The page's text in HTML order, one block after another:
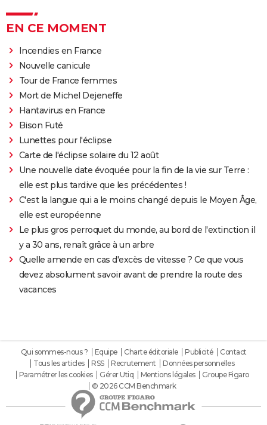
EN CE MOMENT
Incendies en France
Nouvelle canicule
Tour de France femmes
Mort de Michel Dejeneffe
Hantavirus en France
Bison Futé
Lunettes pour l'éclipse
Carte de l'éclipse solaire du 12 août
Une nouvelle date évoquée pour la fin de la vie sur Terre :
elle est plus tardive que les précédentes !
C'est la langue qui a le moins changé depuis le Moyen Âge,
elle est européenne
Le plus gros perroquet du monde, au bord de l'extinction il
y a 30 ans, renaît grâce à un arbre
Quelle amende en cas d'excès de vitesse ? Ce que vous
devez absolument savoir avant de prendre la route des
vacances
Qui sommes-nous ? Equipe Charte éditoriale Publicité
Contact
Tous les articles
RSS Recrutement
Données personnelles
Paramétrer les cookies
Gérer Utiq Mentions légales
Groupe Figaro
© 2026 CCM Benchmark